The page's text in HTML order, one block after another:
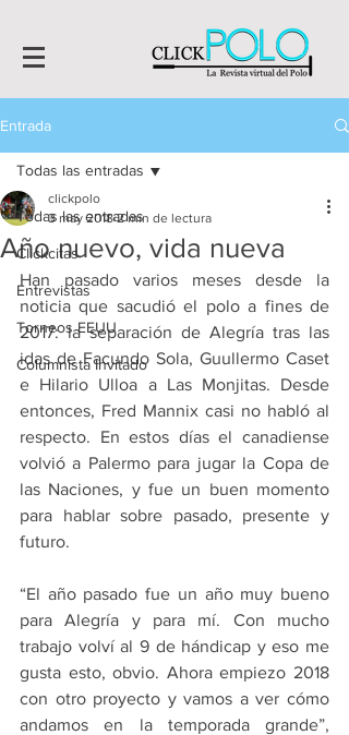
Entrada
Todas las entradas
Clickcitas
Entrevistas
Torneos EEUU
Columnista Invitado
Todas las entradas
Año nuevo, vida nueva
clickpolo
3 may 2018 2 min de lectura
Han pasado varios meses desde la
noticia que sacudió el polo a fines de
2017: la separación de Alegría tras las
idas de Facundo Sola, Guullermo Caset
e Hilario Ulloa a Las Monjitas. Desde
entonces, Fred Mannix casi no habló al
respecto. En estos días el canadiense
volvió a Palermo para jugar la Copa de
las Naciones, y fue un buen momento
para hablar sobre pasado, presente y
futuro.
“El año pasado fue un año muy bueno
para Alegría y para mí. Con mucho
trabajo volví al 9 de hándicap y eso me
gusta esto, obvio. Ahora empiezo 2018
con otro proyecto y vamos a ver cómo
andamos en la temporada grande”,